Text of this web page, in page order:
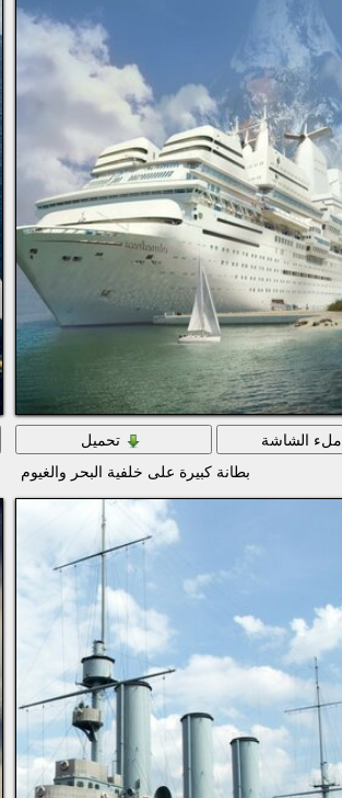
ملء الشاشة
تحميل
بطانة كبيرة على خلفية البحر والغيوم